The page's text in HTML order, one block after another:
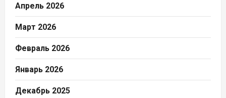
Апрель 2026
Март 2026
Февраль 2026
Январь 2026
Декабрь 2025